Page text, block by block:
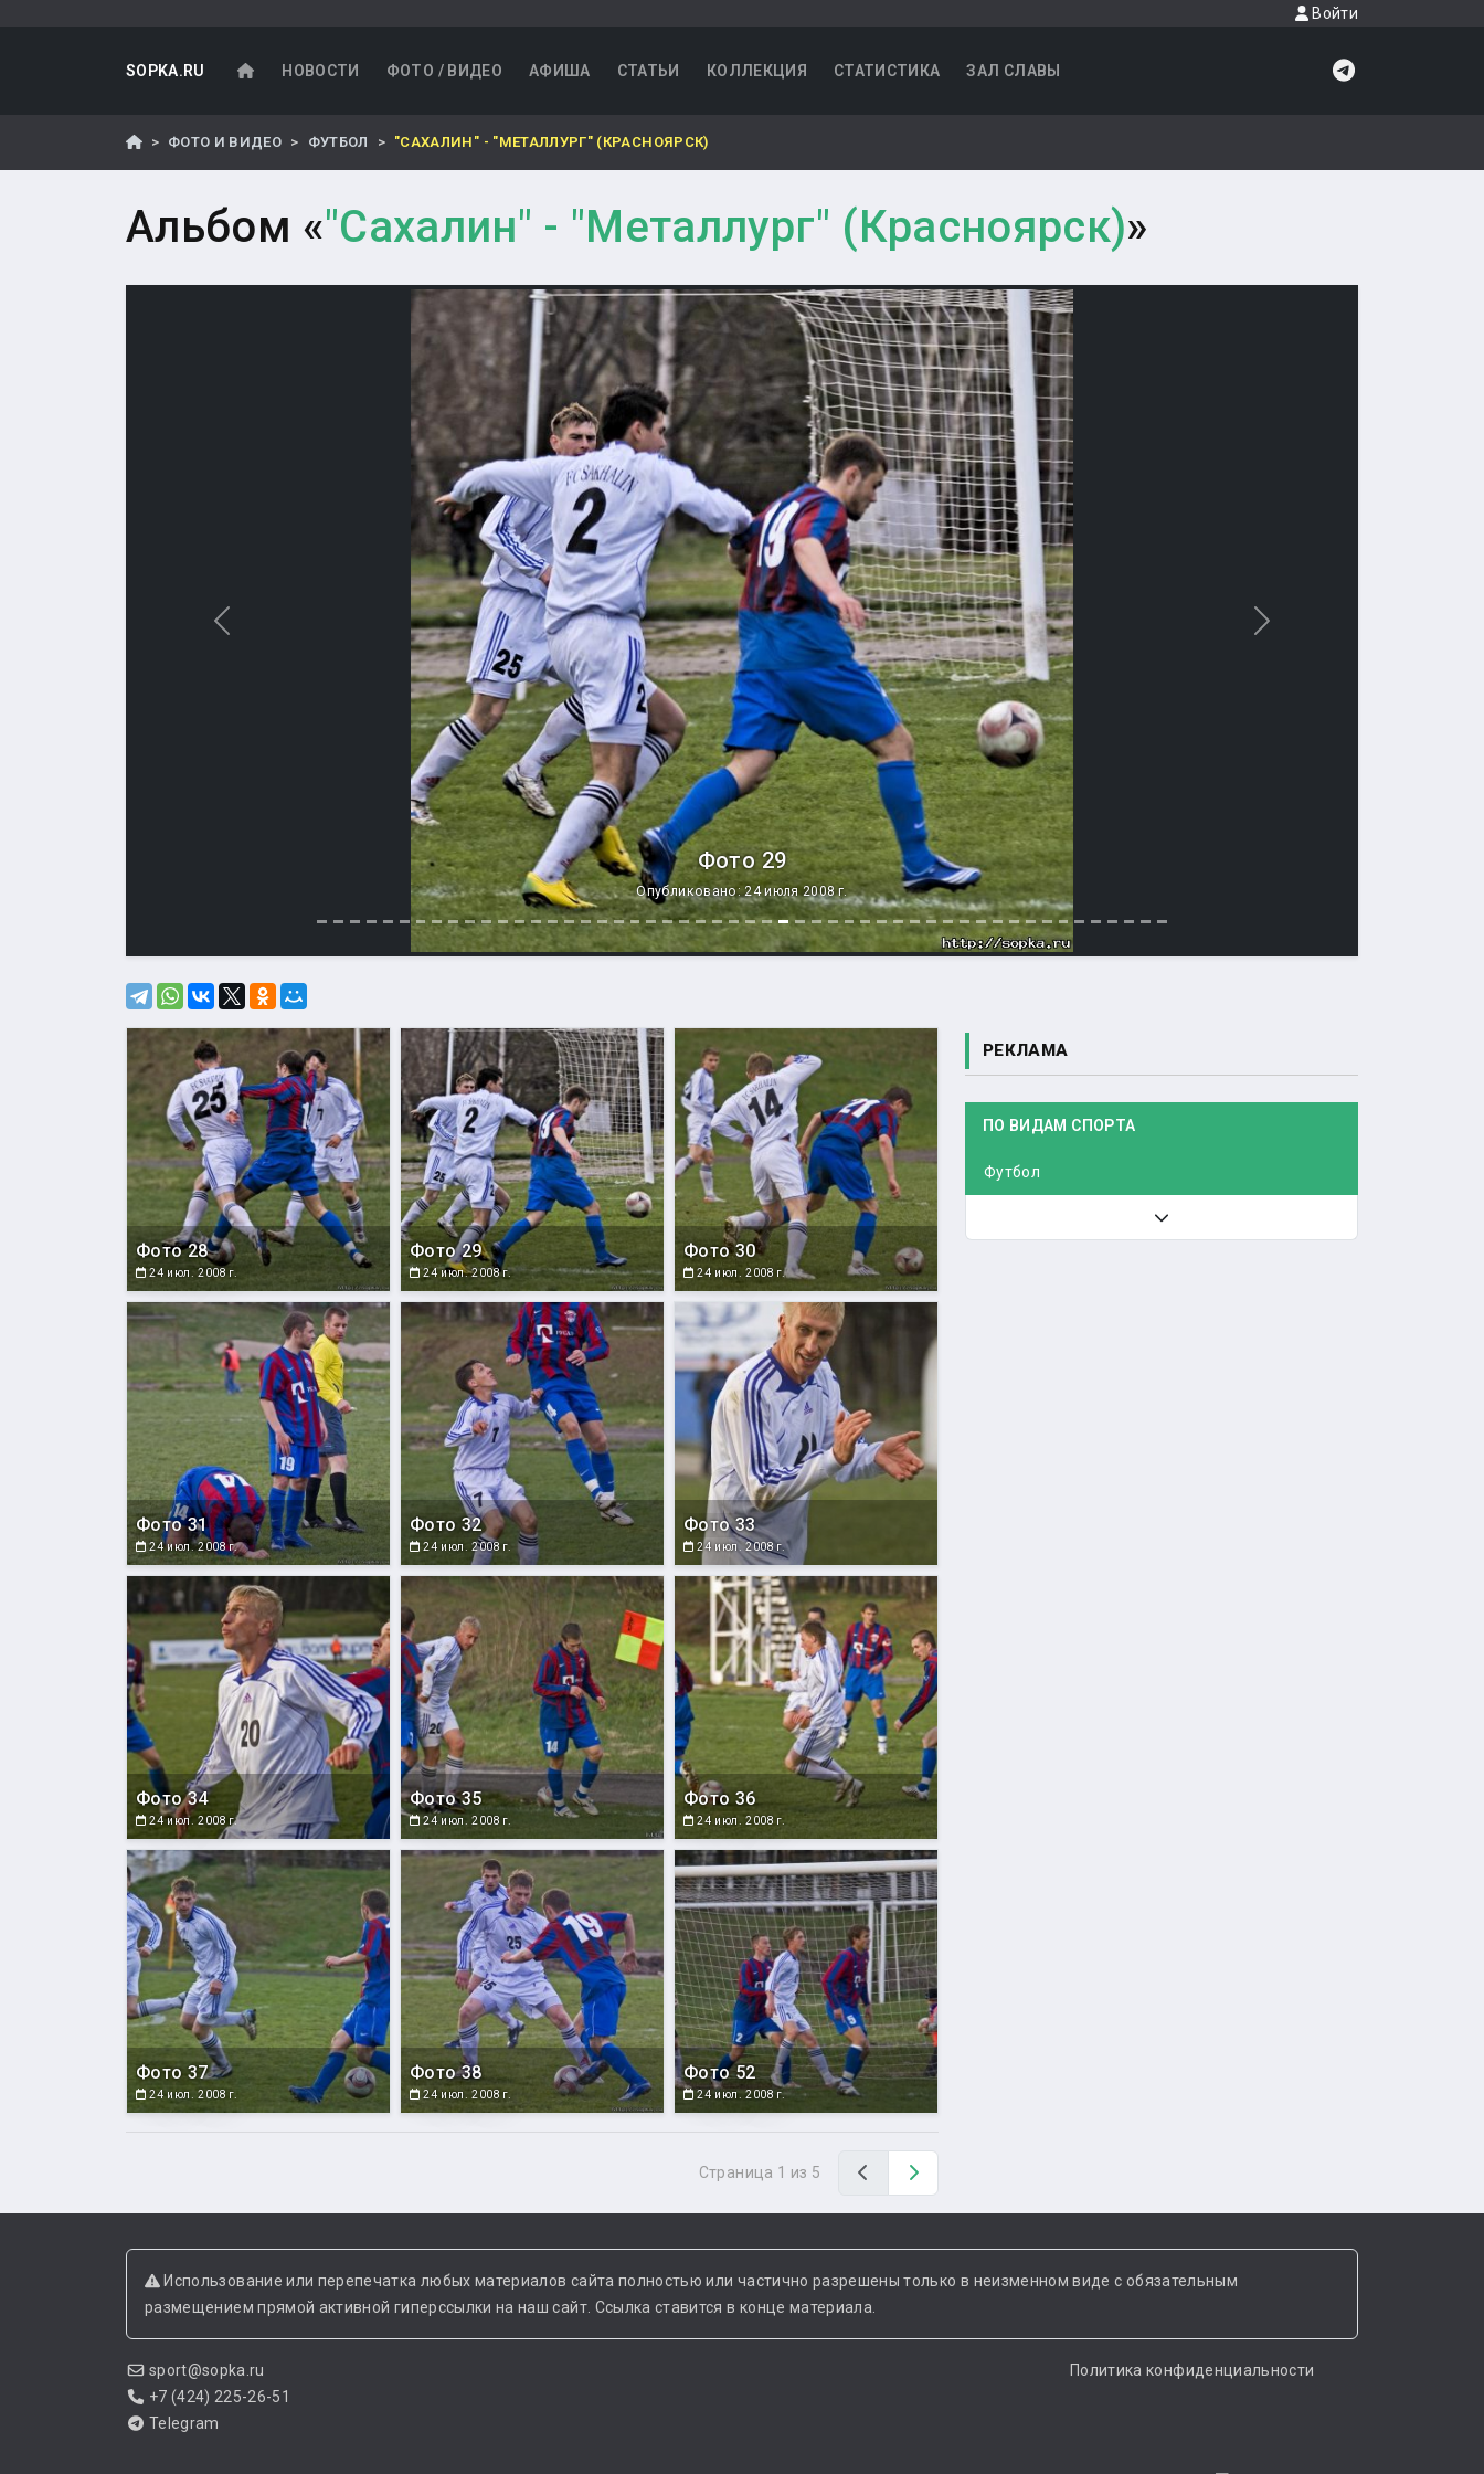
Войти
SOPKA.RU НОВОСТИ ФОТО / ВИДЕО АФИША СТАТЬИ КОЛЛЕКЦИЯ СТАТИСТИКА ЗАЛ СЛАВЫ
ФОТО И ВИДЕО ФУТБОЛ "САХАЛИН" - "МЕТАЛЛУРГ" (КРАСНОЯРСК)
Альбом «"Сахалин" - "Металлург" (Красноярск)»
Фото 29
Опубликовано: 24 июля 2008 г.
Назад Вперед
Фото 28
24 июл. 2008 г.
Фото 29
24 июл. 2008 г.
Фото 30
24 июл. 2008 г.
Фото 31
24 июл. 2008 г.
Фото 32
24 июл. 2008 г.
Фото 33
24 июл. 2008 г.
Фото 34
24 июл. 2008 г.
Фото 35
24 июл. 2008 г.
Фото 36
24 июл. 2008 г.
Фото 37
24 июл. 2008 г.
Фото 38
24 июл. 2008 г.
Фото 52
24 июл. 2008 г.
Страница 1 из 5 Назад
РЕКЛАМА
ПО ВИДАМ СПОРТА
Футбол
Использование или перепечатка любых материалов сайта полностью или частично разрешены только в неизменном виде с обязательным
размещением прямой активной гиперссылки на наш сайт. Ссылка ставится в конце материала.
sport@sopka.ru
+7 (424) 225-26-51
Telegram
Политика конфиденциальности